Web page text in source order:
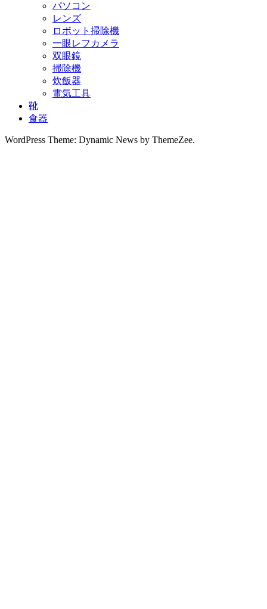
パソコン
レンズ
ロボット掃除機
一眼レフカメラ
双眼鏡
掃除機
炊飯器
電気工具
靴
食器
WordPress Theme: Dynamic News by ThemeZee.